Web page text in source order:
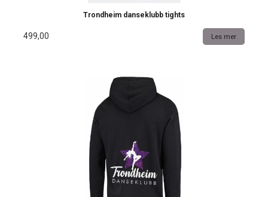
Trondheim danseklubb tights
499,00 Les mer